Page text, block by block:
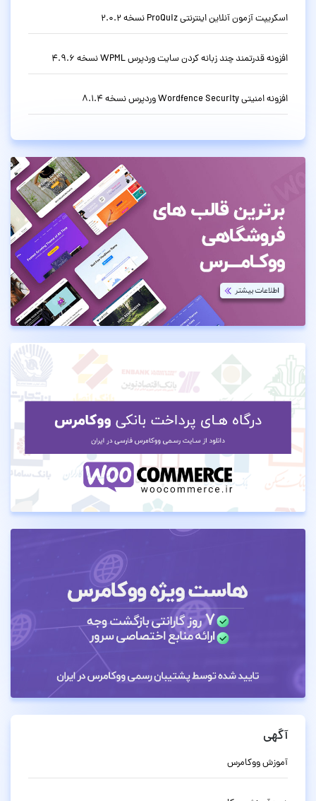
اسکریپت آزمون آنلاین اینترنتی ProQuiz نسخه 2.0.2
افزونه قدرتمند چند زبانه کردن سایت وردپرس WPML نسخه 4.9.6
افزونه امنیتی Wordfence Security وردپرس نسخه 8.1.4
آگهی
آموزش ووکامرس